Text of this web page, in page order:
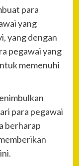
para
yang
yang dengan
pegawai yang
memenuhi
para pegawai
berharap